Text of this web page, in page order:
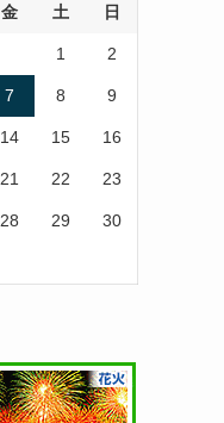
金 土 日
1 2
7 8 9
14 15 16
21 22 23
28 29 30